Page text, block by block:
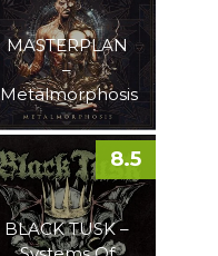
MASTERPLAN
–
Metalmorphosis
BLACK TUSK –
8.5